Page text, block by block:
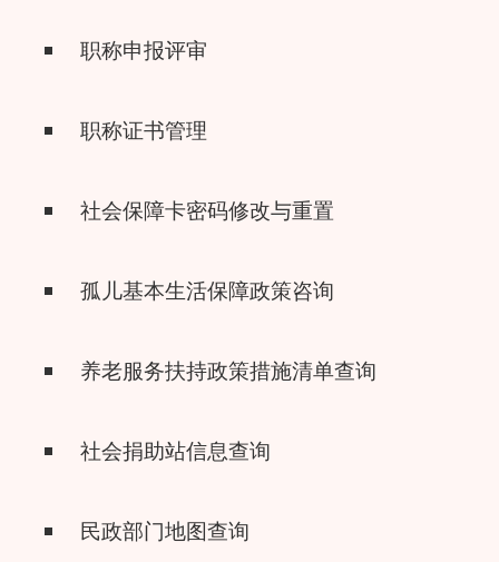
职称申报评审
职称证书管理
社会保障卡密码修改与重置
孤儿基本生活保障政策咨询
养老服务扶持政策措施清单查询
社会捐助站信息查询
民政部门地图查询